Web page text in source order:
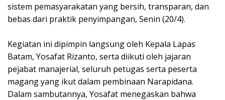
sistem pemasyarakatan yang bersih, transparan, dan
bebas dari praktik penyimpangan, Senin (20/4).
Kegiatan ini dipimpin langsung oleh Kepala Lapas
Batam, Yosafat Rizanto, serta diikuti oleh jajaran
pejabat manajerial, seluruh petugas serta peserta
magang yang ikut dalam pembinaan Narapidana.
Dalam sambutannya, Yosafat menegaskan bahwa